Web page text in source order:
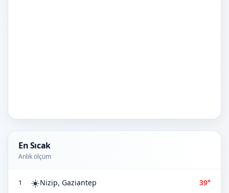
En Sıcak
Anlık ölçüm
1 ☀️Nizip, Gaziantep 39°